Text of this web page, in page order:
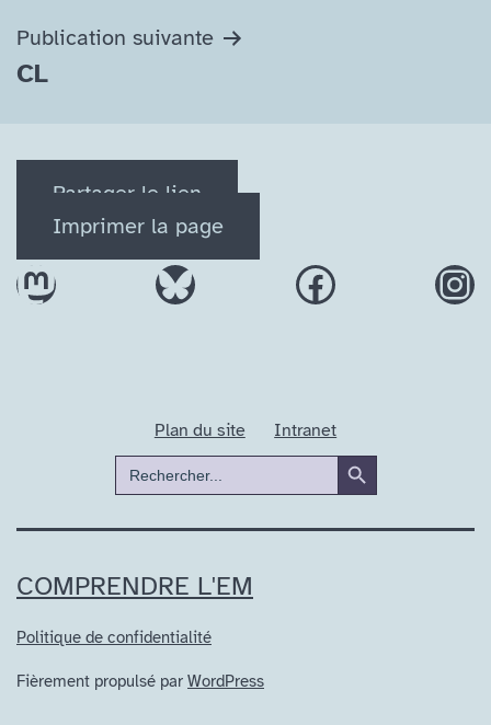
l’article
Publication suivante
CL
Partager le lien
Imprimer la page
MastodonBluesky Facebook
Plan du site Intranet
Search
for:
Search Button
COMPRENDRE L'EM
Politique de confidentialité
Fièrement propulsé par WordPress